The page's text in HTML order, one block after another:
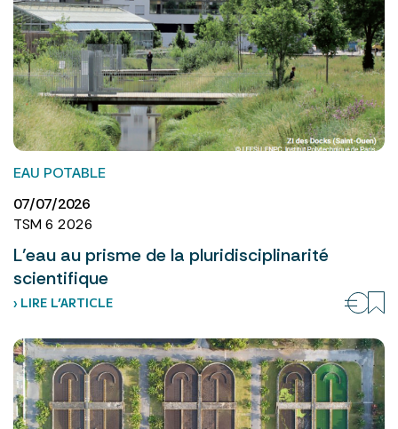
EAU POTABLE
07/07/2026
TSM 6 2026
L’eau au prisme de la pluridisciplinarité
scientifique
› LIRE L’ARTICLE